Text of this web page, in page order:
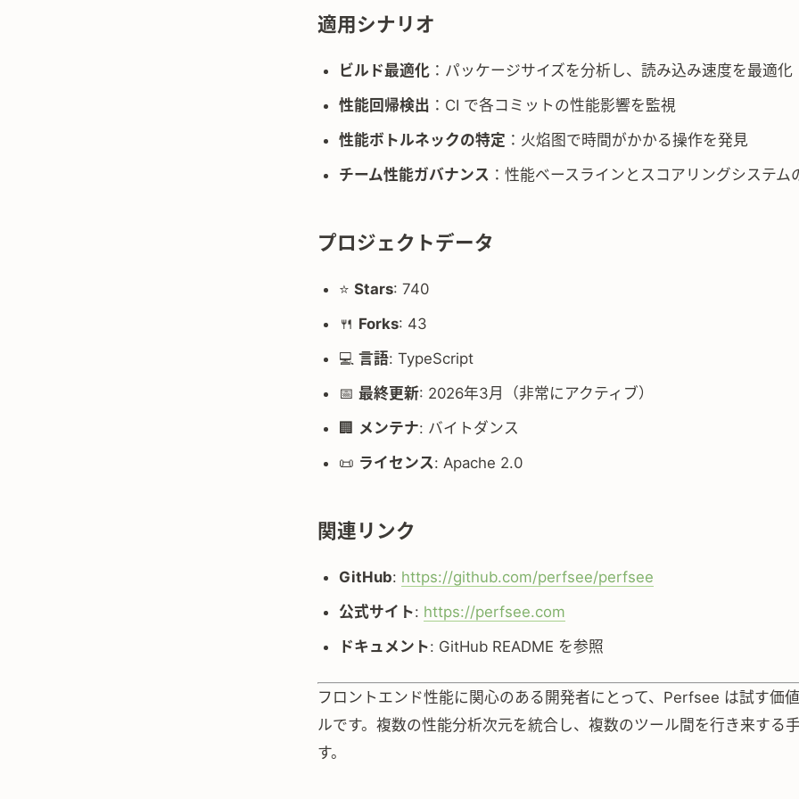
適用シナリオ
ビルド最適化 ：パッケージサイズを分析し、読み込み速度を最適化
性能回帰検出 ：CI で各コミットの性能影響を監視
性能ボトルネックの特定 ：火焰图で時間がかかる操作を発見
チーム性能ガバナンス ：性能ベースラインとスコアリングシステム
プロジェクトデータ
⭐ Stars: 740
🍴 Forks: 43
💻 言語: TypeScript
📅 最終更新: 2026年3月（非常にアクティブ）
🏢 メンテナ: バイトダンス
📜 ライセンス: Apache 2.0
関連リンク
GitHub: https://github.com/perfsee/perfsee
公式サイト: https://perfsee.com
ドキュメント: GitHub README を参照
フロントエンド性能に関心のある開発者にとって、Perfsee は試す価
ルです。複数の性能分析次元を統合し、複数のツール間を行き来する
す。